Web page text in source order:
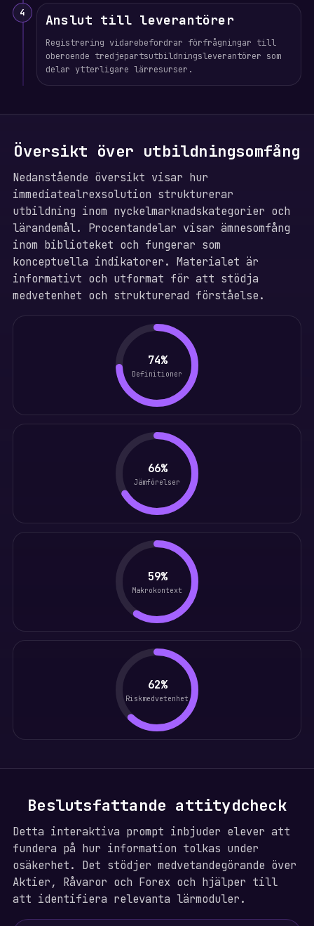
4 Anslut till leverantörer
Registrering vidarebefordrar förfrågningar till
oberoende tredjepartsutbildningsleverantörer som
delar ytterligare lärresurser.
Översikt över utbildningsomfång
Nedanstående översikt visar hur
immediatealrexsolution strukturerar
utbildning inom nyckelmarknadskategorier och
lärandemål. Procentandelar visar ämnesomfång
inom biblioteket och fungerar som
konceptuella indikatorer. Materialet är
informativt och utformat för att stödja
medvetenhet och strukturerad förståelse.
74%
Definitioner
66%
Jämförelser
59%
Makrokontext
62%
Riskmedvetenhet
Beslutsfattande attitydcheck
Detta interaktiva prompt inbjuder elever att
fundera på hur information tolkas under
osäkerhet. Det stödjer medvetandegörande över
Aktier, Råvaror och Forex och hjälper till
att identifiera relevanta lärmoduler.